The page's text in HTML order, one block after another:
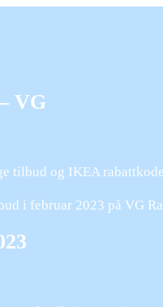
VG
og IKEA
i februar 2023 på VG